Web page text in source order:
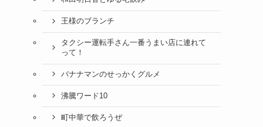
王様のブランチ
タクシー運転手さん一番うまい店に連れて
って！
バナナマンのせっかくグルメ
沸騰ワード10
町中華で飲ろうぜ